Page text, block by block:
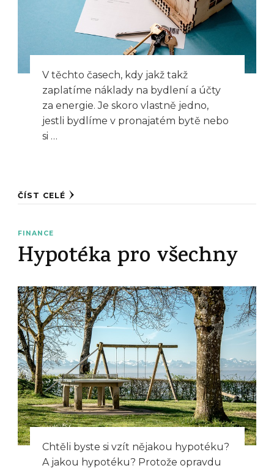
V těchto časech, kdy jakž takž
zaplatíme náklady na bydlení a účty
za energie. Je skoro vlastně jedno,
jestli bydlíme v pronajatém bytě nebo
si …
ČÍST CELÉ
FINANCE
Hypotéka pro všechny
Chtěli byste si vzít nějakou hypotéku?
A jakou hypotéku? Protože opravdu